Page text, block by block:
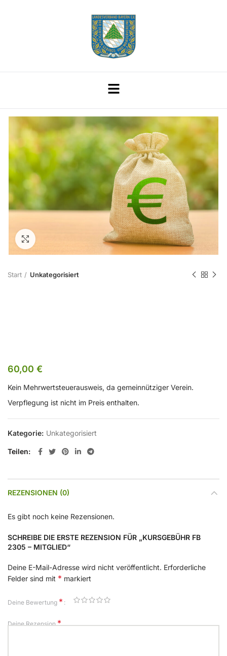
Zum Vergrößern klicken
Start Unkategorisiert
60,00 €
Kein Mehrwertsteuerausweis, da gemeinnütziger Verein.
Verpflegung ist nicht im Preis enthalten.
Kategorie: Unkategorisiert
Teilen
REZENSIONEN (0)
Es gibt noch keine Rezensionen.
SCHREIBE DIE ERSTE REZENSION FÜR „KURSGEBÜHR FB
2305 – MITGLIED“
Deine E-Mail-Adresse wird nicht veröffentlicht. Erforderliche
Felder sind mit * markiert
Deine Bewertung *
Deine Rezension*